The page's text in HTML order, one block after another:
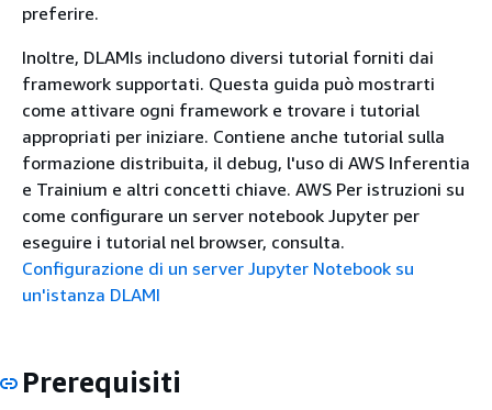
preferire.
Inoltre, DLAMIs includono diversi tutorial forniti dai
framework supportati. Questa guida può mostrarti
come attivare ogni framework e trovare i tutorial
appropriati per iniziare. Contiene anche tutorial sulla
formazione distribuita, il debug, l'uso di AWS Inferentia
e Trainium e altri concetti chiave. AWS Per istruzioni su
come configurare un server notebook Jupyter per
eseguire i tutorial nel browser, consulta.
Configurazione di un server Jupyter Notebook su
un'istanza DLAMI
Prerequisiti